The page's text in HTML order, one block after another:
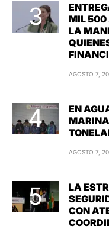
MIL 500
LA
AGOSTO 7,
EN
AGOSTO 7,
LA
CON